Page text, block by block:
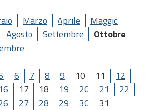
Marzo Aprile
Maggio
Agosto Settembre
Ottobre
6 7 8 9 10 11
12
16 17 18 19 20 21
22
27 28 29 30 31